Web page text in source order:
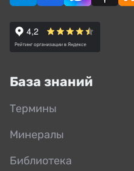
База знаний
Термины
Минералы
Библиотека